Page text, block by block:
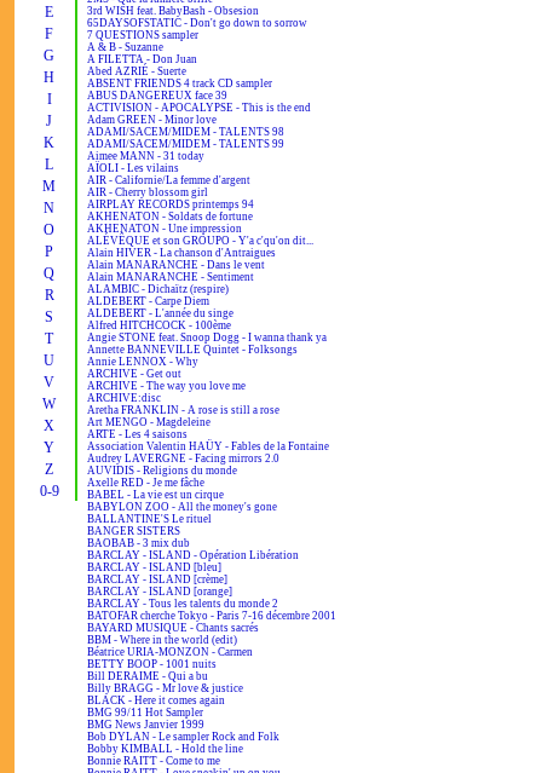
E
F
G
H
I
J
K
L
M
N
O
P
Q
R
S
T
U
V
W
X
Y
Z
0-9
3rd WISH feat. BabyBash - Obsesion
65DAYSOFSTATIC - Don't go down to sorrow
7 QUESTIONS sampler
A & B - Suzanne
A FILETTA - Don Juan
Abed AZRIÉ - Suerte
ABSENT FRIENDS 4 track CD sampler
ABUS DANGEREUX face 39
ACTIVISION - APOCALYPSE - This is the end
Adam GREEN - Minor love
ADAMI/SACEM/MIDEM - TALENTS 98
ADAMI/SACEM/MIDEM - TALENTS 99
Aimee MANN - 31 today
AÏOLI - Les vilains
AIR - Californie/La femme d'argent
AIR - Cherry blossom girl
AIRPLAY RECORDS printemps 94
AKHENATON - Soldats de fortune
AKHENATON - Une impression
ALÉVÊQUE et son GROUPO - Y'a c'qu'on dit...
Alain HIVER - La chanson d'Antraigues
Alain MANARANCHE - Dans le vent
Alain MANARANCHE - Sentiment
ALAMBIC - Dichaïtz (respire)
ALDEBERT - Carpe Diem
ALDEBERT - L'année du singe
Alfred HITCHCOCK - 100ème
Angie STONE feat. Snoop Dogg - I wanna thank ya
Annette BANNEVILLE Quintet - Folksongs
Annie LENNOX - Why
ARCHIVE - Get out
ARCHIVE - The way you love me
ARCHIVE:disc
Aretha FRANKLIN - A rose is still a rose
Art MENGO - Magdeleine
ARTE - Les 4 saisons
Association Valentin HAÜY - Fables de la Fontaine
Audrey LAVERGNE - Facing mirrors 2.0
AUVIDIS - Religions du monde
Axelle RED - Je me fâche
BABEL - La vie est un cirque
BABYLON ZOO - All the money's gone
BALLANTINE'S Le rituel
BANGER SISTERS
BAOBAB - 3 mix dub
BARCLAY - ISLAND - Opération Libération
BARCLAY - ISLAND [bleu]
BARCLAY - ISLAND [crème]
BARCLAY - ISLAND [orange]
BARCLAY - Tous les talents du monde 2
BATOFAR cherche Tokyo - Paris 7-16 décembre 2001
BAYARD MUSIQUE - Chants sacrés
BBM - Where in the world (edit)
Béatrice URIA-MONZON - Carmen
BETTY BOOP - 1001 nuits
Bill DERAIME - Qui a bu
Billy BRAGG - Mr love & justice
BLACK - Here it comes again
BMG 99/11 Hot Sampler
BMG News Janvier 1999
Bob DYLAN - Le sampler Rock and Folk
Bobby KIMBALL - Hold the line
Bonnie RAITT - Come to me